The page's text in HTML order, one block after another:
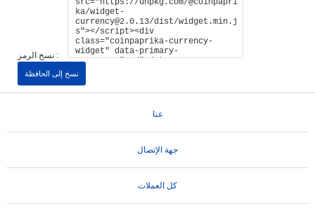
نسخ الرمز :
نسخ إلى الحافظة
عنا
جهة الإتصال
كل العملات